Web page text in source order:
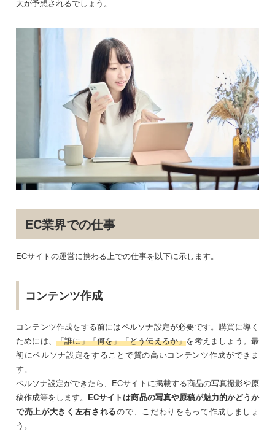
大が予想されるでしょう。
EC業界での仕事
ECサイトの運営に携わる上での仕事を以下に示します。
コンテンツ作成
コンテンツ作成をする前にはペルソナ設定が必要です。購買に導く
ためには、「誰に」「何を」「どう伝えるか」を考えましょう。最
初にペルソナ設定をすることで質の高いコンテンツ作成ができま
す。
ペルソナ設定ができたら、ECサイトに掲載する商品の写真撮影や原
稿作成等をします。 ECサイトは商品の写真や原稿が魅力的かどうか
で売上が大きく左右されるので、こだわりをもって作成しましょ
う。